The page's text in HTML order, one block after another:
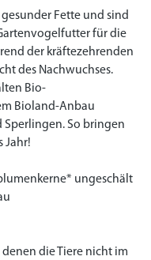
Fette und sind
für die
der kräftezehrenden
des Nachwuchses.
Bio-
Bioland-Anbau
Sperlingen. So bringen
Jahr!
ungeschält
die Tiere nicht im